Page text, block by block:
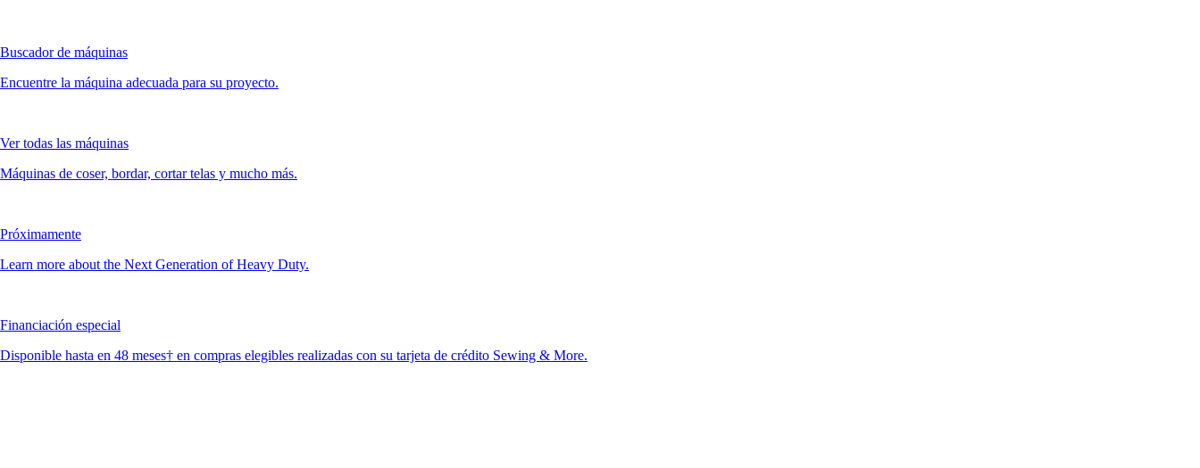
Buscador de máquinas
Encuentre la máquina adecuada para su proyecto.
Ver todas las máquinas
Máquinas de coser, bordar, cortar telas y mucho más.
Próximamente
Learn more about the Next Generation of Heavy Duty.
Financiación especial
Disponible hasta en 48 meses† en compras elegibles realizadas con su tarjeta de crédito Sewing & More.